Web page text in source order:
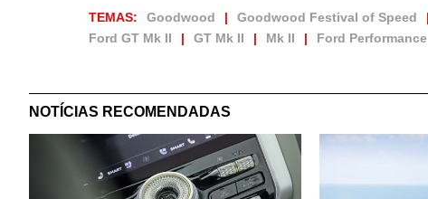
TEMAS: Goodwood Goodwood Festival of Speed
Ford GT Mk II
GT Mk II Mk II Ford Performance
NOTÍCIAS RECOMENDADAS